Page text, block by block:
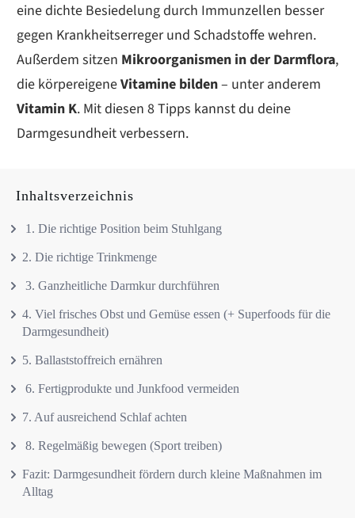
eine dichte Besiedelung durch Immunzellen besser
gegen Krankheitserreger und Schadstoffe wehren.
Außerdem sitzen Mikroorganismen in der Darmflora,
die körpereigeneVitamine bilden– unter anderem
Vitamin K. Mit diesen 8 Tipps kannst du deine
Darmgesundheit verbessern.
Inhaltsverzeichnis
1. Die richtige Position beim Stuhlgang
2. Die richtige Trinkmenge
3. Ganzheitliche Darmkur durchführen
4. Viel frisches Obst und Gemüse essen (+ Superfoods für die
Darmgesundheit)
5. Ballaststoffreich ernähren
6. Fertigprodukte und Junkfood vermeiden
7. Auf ausreichend Schlaf achten
8. Regelmäßig bewegen (Sport treiben)
Fazit: Darmgesundheit fördern durch kleine Maßnahmen im
Alltag